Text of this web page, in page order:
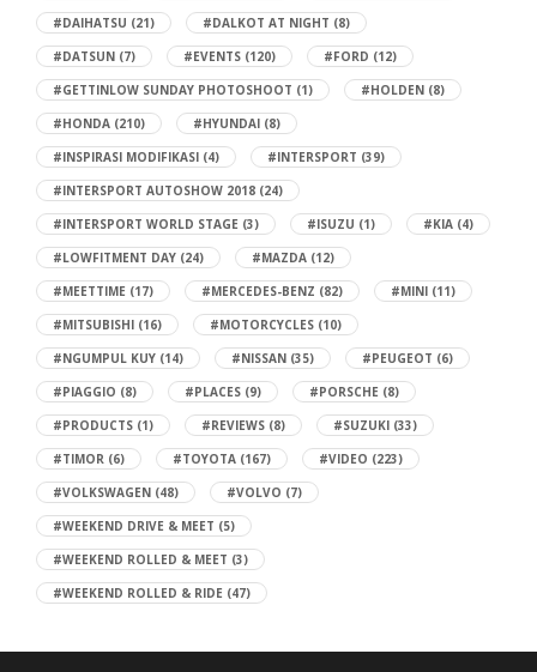
#DAIHATSU (21) #DALKOT AT NIGHT (8)
#DATSUN (7) #EVENTS (120) #FORD (12)
#GETTINLOW SUNDAY PHOTOSHOOT (1) #HOLDEN (8)
#HONDA (210) #HYUNDAI (8)
#INSPIRASI MODIFIKASI (4) #INTERSPORT (39)
#INTERSPORT AUTOSHOW 2018 (24)
#INTERSPORT WORLD STAGE (3) #ISUZU (1) #KIA (4)
#LOWFITMENT DAY (24) #MAZDA (12)
#MEETTIME (17) #MERCEDES-BENZ (82) #MINI (11)
#MITSUBISHI (16) #MOTORCYCLES (10)
#NGUMPUL KUY (14) #NISSAN (35) #PEUGEOT (6)
#PIAGGIO (8) #PLACES (9) #PORSCHE (8)
#PRODUCTS (1) #REVIEWS (8) #SUZUKI (33)
#TIMOR (6) #TOYOTA (167) #VIDEO (223)
#VOLKSWAGEN (48) #VOLVO (7)
#WEEKEND DRIVE & MEET (5)
#WEEKEND ROLLED & MEET (3)
#WEEKEND ROLLED & RIDE (47)